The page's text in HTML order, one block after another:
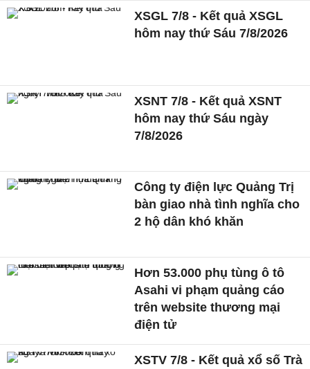
XSGL 7/8 - Kết quả XSGL
hôm nay thứ Sáu 7/8/2026
XSNT 7/8 - Kết quả XSNT
hôm nay thứ Sáu ngày
7/8/2026
Công ty điện lực Quảng Trị
bàn giao nhà tình nghĩa cho
2 hộ dân khó khăn
Hơn 53.000 phụ tùng ô tô
Asahi vi phạm quảng cáo
trên website thương mại
điện tử
XSTV 7/8 - Kết quả xổ số Trà